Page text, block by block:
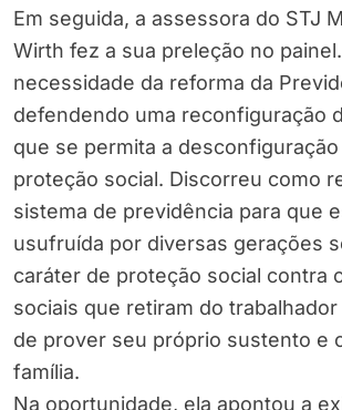
Em seguida, a assessora do STJ
Wirth fez a sua preleção no
necessidade da reforma da
defendendo uma reconfiguração
que se permita a
proteção social. Discorreu como
sistema de previdência para que
usufruída por diversas gerações
caráter de proteção social contra
sociais que retiram do trabalhador
de prover seu próprio sustento e
família.
Na oportunidade, ela apontou a